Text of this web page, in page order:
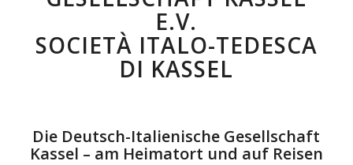
E.V.
SOCIETÀ ITALO-TEDESCA
DI KASSEL
Die Deutsch-Italienische Gesellschaft
Kassel – am Heimatort und auf Reisen